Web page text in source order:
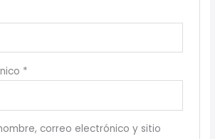
*
correo electrónico y sitio